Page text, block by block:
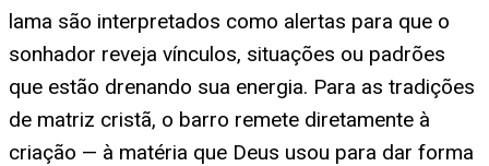
lama são interpretados como alertas para que o
sonhador reveja vínculos, situações ou padrões
que estão drenando sua energia. Para as tradições
de matriz cristã, o barro remete diretamente à
criação — à matéria que Deus usou para dar forma